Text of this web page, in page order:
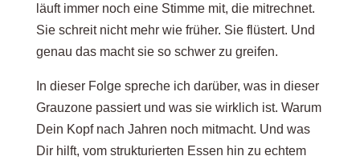
läuft immer noch eine Stimme mit, die mitrechnet.
Sie schreit nicht mehr wie früher. Sie flüstert. Und
genau das macht sie so schwer zu greifen.
In dieser Folge spreche ich darüber, was in dieser
Grauzone passiert und was sie wirklich ist. Warum
Dein Kopf nach Jahren noch mitmacht. Und was
Dir hilft, vom strukturierten Essen hin zu echtem